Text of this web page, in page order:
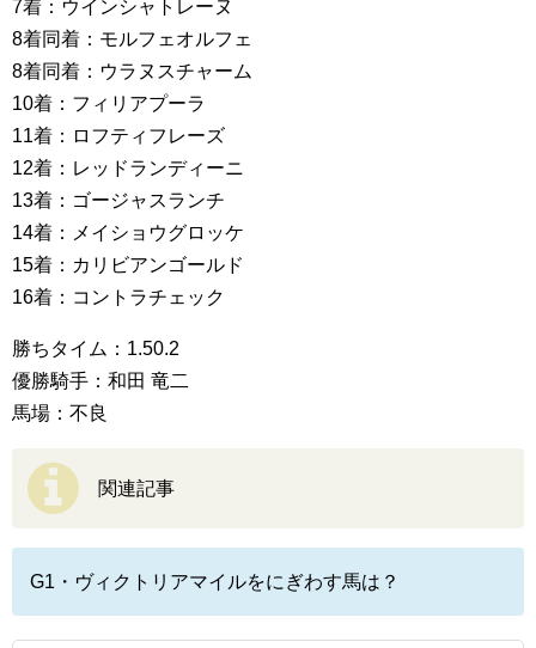
7着：ウインシャトレーヌ
8着同着：モルフェオルフェ
8着同着：ウラヌスチャーム
10着：フィリアプーラ
11着：ロフティフレーズ
12着：レッドランディーニ
13着：ゴージャスランチ
14着：メイショウグロッケ
15着：カリビアンゴールド
16着：コントラチェック
勝ちタイム：1.50.2
優勝騎手：和田 竜二
馬場：不良
関連記事
G1・ヴィクトリアマイルをにぎわす馬は？